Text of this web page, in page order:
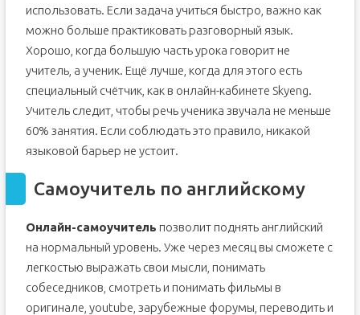
использовать. Если задача учиться быстро, важно как
можно больше практиковать разговорный язык.
Хорошо, когда большую часть урока говорит не
учитель, а ученик. Ещё лучше, когда для этого есть
специальный счётчик, как в онлайн-кабинете Skyeng.
Учитель следит, чтобы речь ученика звучала не меньше
60% занятия. Если соблюдать это правило, никакой
языковой барьер не устоит.
Самоучитель по английскому
Онлайн-самоучитель позволит поднять английский
на нормальный уровень. Уже через месяц вы сможете с
легкостью выражать свои мысли, понимать
собеседников, смотреть и понимать фильмы в
оригинале, youtube, зарубежные форумы, переводить и